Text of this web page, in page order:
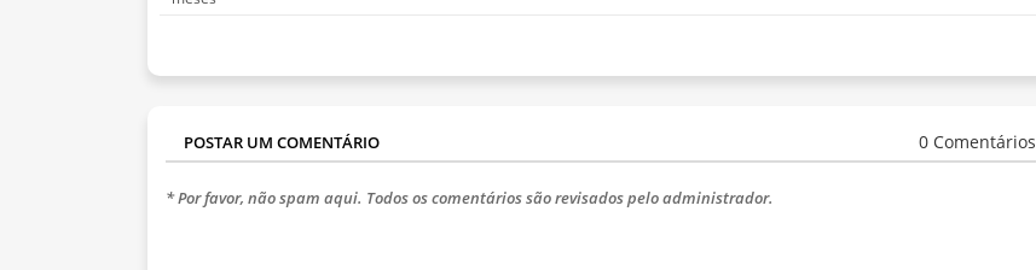
POSTAR UM COMENTÁRIO 0 Comentários
* Por favor, não spam aqui. Todos os comentários são revisados ​​pelo administrador.